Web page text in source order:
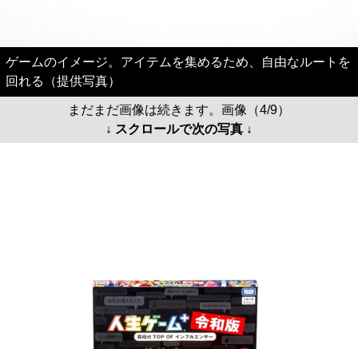
ゲームのイメージ。アイテムを集めるため、自由なルートを
回れる（提供写真）
まだまだ画像は続きます。画像（4/9）
↓ スクロールで次の写真 ↓